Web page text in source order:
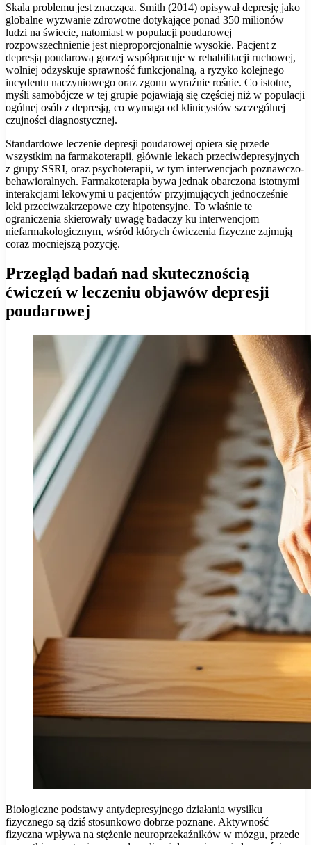
Skala problemu jest znacząca. Smith (2014) opisywał depresję jako
globalne wyzwanie zdrowotne dotykające ponad 350 milionów
ludzi na świecie, natomiast w populacji poudarowej
rozpowszechnienie jest nieproporcjonalnie wysokie. Pacjent z
depresją poudarową gorzej współpracuje w rehabilitacji ruchowej,
wolniej odzyskuje sprawność funkcjonalną, a ryzyko kolejnego
incydentu naczyniowego oraz zgonu wyraźnie rośnie. Co istotne,
myśli samobójcze w tej grupie pojawiają się częściej niż w populacji
ogólnej osób z depresją, co wymaga od klinicystów szczególnej
czujności diagnostycznej.
Standardowe leczenie depresji poudarowej opiera się przede
wszystkim na farmakoterapii, głównie lekach przeciwdepresyjnych
z grupy SSRI, oraz psychoterapii, w tym interwencjach poznawczo-
behawioralnych. Farmakoterapia bywa jednak obarczona istotnymi
interakcjami lekowymi u pacjentów przyjmujących jednocześnie
leki przeciwzakrzepowe czy hipotensyjne. To właśnie te
ograniczenia skierowały uwagę badaczy ku interwencjom
niefarmakologicznym, wśród których ćwiczenia fizyczne zajmują
coraz mocniejszą pozycję.
Przegląd badań nad skutecznością
ćwiczeń w leczeniu objawów depresji
poudarowej
Biologiczne podstawy antydepresyjnego działania wysiłku
fizycznego są dziś stosunkowo dobrze poznane. Aktywność
fizyczna wpływa na stężenie neuroprzekaźników w mózgu, przede